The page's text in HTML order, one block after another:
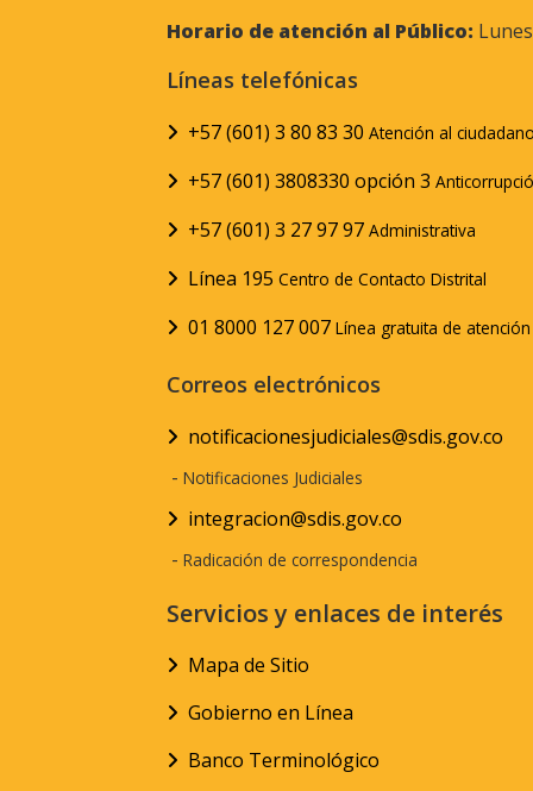
Horario de atención al Público:
Líneas telefónicas
+57 (601) 3 80 83 30 Atención al
+57 (601) 3808330 opción 3
+57 (601) 3 27 97 97 Administrativa
Línea 195 Centro de Contacto Distrital
01 8000 127 007 Línea gratuita de
Correos electrónicos
notificacionesjudiciales@sdis.gov.co
- Notificaciones Judiciales
integracion@sdis.gov.co
- Radicación de correspondencia
Servicios y enlaces de interés
Mapa de Sitio
Gobierno en Línea
Banco Terminológico